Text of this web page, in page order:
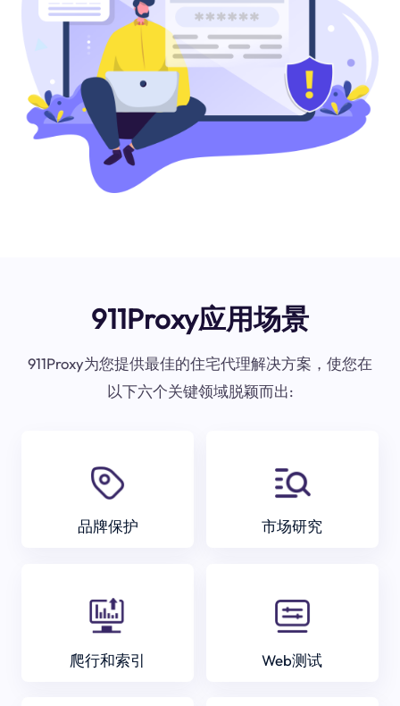
911Proxy应用场景
911Proxy为您提供最佳的住宅代理解决方案，使您在
以下六个关键领域脱颖而出:
品牌保护 市场研究
爬行和索引 Web测试